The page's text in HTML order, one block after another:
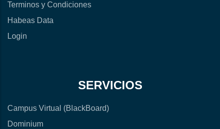
Terminos y Condiciones
Habeas Data
Login
SERVICIOS
Campus Virtual (BlackBoard)
Dominium